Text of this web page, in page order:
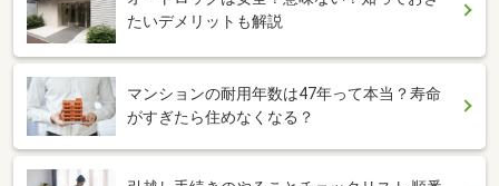
たいデメリットも解説
マンションの耐用年数は47年って本当？寿命
がすぎたら住めなくなる？